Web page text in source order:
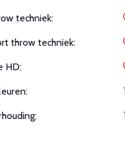
techniek:
throw techniek:
HD: